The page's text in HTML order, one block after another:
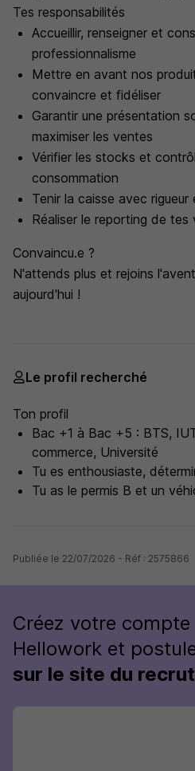
Tes responsabilités
Accueillir, renseigner et
professionnalisme
Mettre en avant nos
convaincre et fidéliser
Garantir une présentation
maximiser les ventes
Vérifier les stocks et
consommation
Tenir la caisse avec rigueur
Réaliser le reporting de
Convaincu.e ?
N'attends plus et rejoins
aujourd'hui !
Le profil recherché
Ton profil
Bac +1 à Bac +5 : BTS,
commerce, Université
Tu es enthousiaste,
Tu as le permis B et un
Publiée le 22/07/2026 - Réf : 2575866
Créez votre compte
Hellowork et
sur le site du